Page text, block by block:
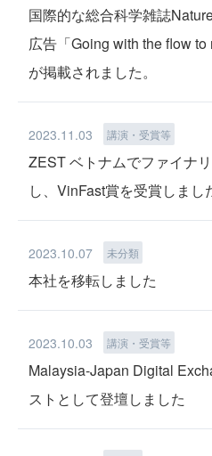
NEWS
PRIVACY POLICY
国際的な総合科学雑誌
広告「Going with the flow to
が掲載されました。
2023.11.03 講演・受賞等
ZEST ベトナムでファイナ
し、VinFast賞を受賞しまし
2023.10.07 未分類
本社を移転しました
2023.10.03 講演・受賞等
Malaysia-Japan Digital
ストとして登壇しました